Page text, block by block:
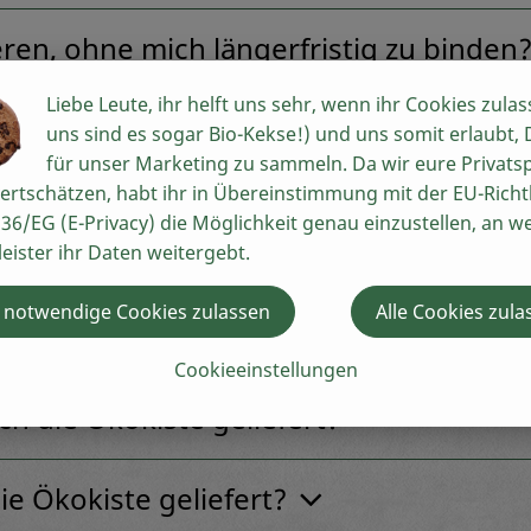
ohne mich längerfristig zu binden?
ändern oder stornieren?
und Flaschen?
Fragen zur Lieferung
die Ökokiste geliefert?
Ökokiste geliefert?
Liebe Leute, ihr helft uns sehr, wenn ihr Cookies
uns sind es sogar Bio-Kekse!) und uns somit erlaubt,
für unser Marketing zu sammeln. Da wir eure
habt ihr in Übereinstimmung mit der EU-
EG (E-Privacy) die Möglichkeit genau einzustellen, an
ihr Daten weitergebt.
Cookieeinstellungen
Cookies zulassen Alle Cookies